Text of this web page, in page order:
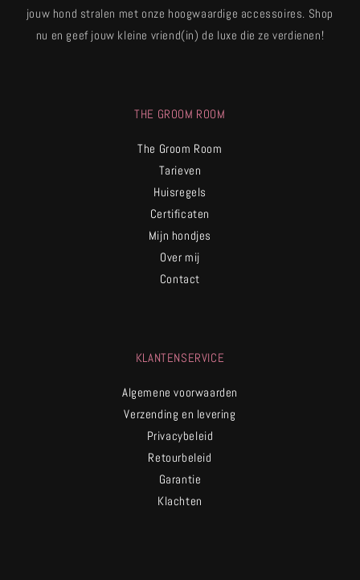
jouw hond stralen met onze hoogwaardige accessoires. Shop
nu en geef jouw kleine vriend(in) de luxe die ze verdienen!
THE GROOM ROOM
The Groom Room
Tarieven
Huisregels
Certificaten
Mijn hondjes
Over mij
Contact
KLANTENSERVICE
Algemene voorwaarden
Verzending en levering
Privacybeleid
Retourbeleid
Garantie
Klachten